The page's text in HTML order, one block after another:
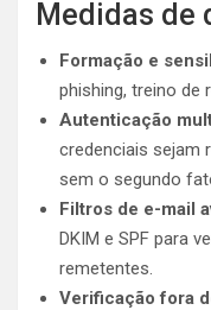
Medidas de
Formação e
phishing, treino de
Autenticação
credenciais sejam
sem o segundo
Filtros de e-mail
DKIM e SPF para
remetentes.
Verificação fora